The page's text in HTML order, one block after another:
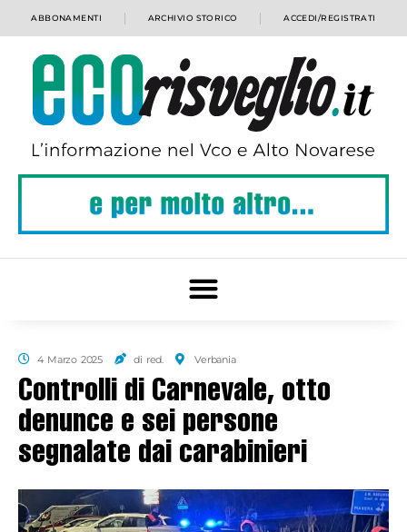
ABBONAMENTI ARCHIVIO STORICO ACCEDI/REGISTRATI
4 Marzo 2025 di red. Verbania
Controlli di Carnevale, otto
denunce e sei persone
segnalate dai carabinieri